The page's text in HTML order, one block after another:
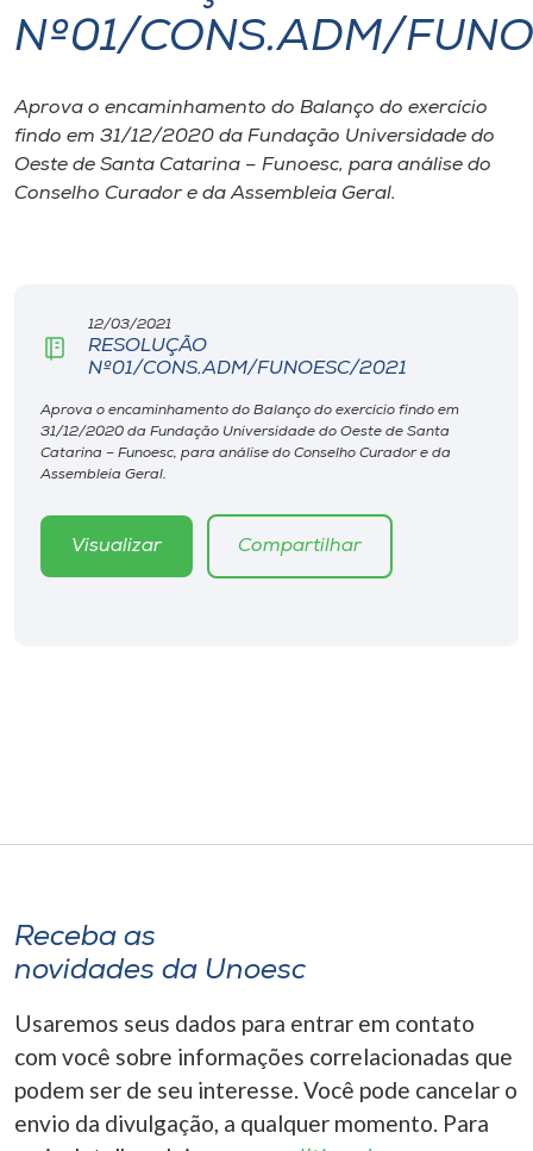
I.nova
Diplomados
Cultura
Biblioteca
Editora
Rádio
Museu
Nº01/CONS.ADM/
Aprova o encaminhamento do Balanço do exercício
findo em 31/12/2020 da Fundação Universidade do
Oeste de Santa Catarina – Funoesc, para análise do
Conselho Curador e da Assembleia Geral.
12/03/2021
RESOLUÇÃO
Nº01/CONS.ADM/FUNOESC/2021
Aprova o encaminhamento do Balanço do exercício findo em
31/12/2020 da Fundação Universidade do Oeste de Santa
Catarina – Funoesc, para análise do Conselho Curador e da
Assembleia Geral.
Visualizar Compartilhar
Receba as
novidades da Unoesc
Usaremos seus dados para entrar em contato
com você sobre informações correlacionadas que
podem ser de seu interesse. Você pode cancelar o
envio da divulgação, a qualquer momento. Para